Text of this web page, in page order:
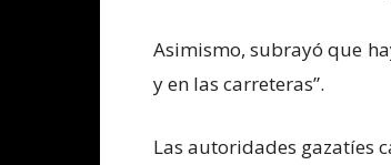
Asimismo, subrayó que
y en las carreteras”.
Las autoridades gazatíes